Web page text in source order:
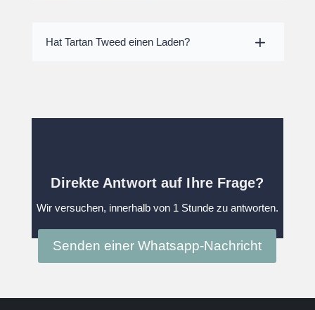
Hat Tartan Tweed einen Laden?
Direkte Antwort auf Ihre Frage?
Wir versuchen, innerhalb von 1 Stunde zu antworten.
Senden einer Whatsapp-Nachricht